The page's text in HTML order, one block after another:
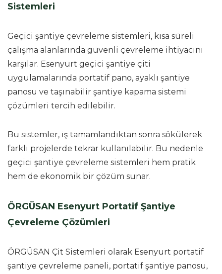
Sistemleri
Geçici şantiye çevreleme sistemleri, kısa süreli
çalışma alanlarında güvenli çevreleme ihtiyacını
karşılar. Esenyurt geçici şantiye çiti
uygulamalarında portatif pano, ayaklı şantiye
panosu ve taşınabilir şantiye kapama sistemi
çözümleri tercih edilebilir.
Bu sistemler, iş tamamlandıktan sonra sökülerek
farklı projelerde tekrar kullanılabilir. Bu nedenle
geçici şantiye çevreleme sistemleri hem pratik
hem de ekonomik bir çözüm sunar.
ÖRGÜSAN Esenyurt Portatif Şantiye
Çevreleme Çözümleri
ÖRGÜSAN Çit Sistemleri olarak Esenyurt portatif
şantiye çevreleme paneli, portatif şantiye panosu,